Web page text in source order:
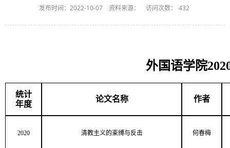
发布时间：2022-10-07 资料来源： 访问次数： 432
外国语学院
统计
年度
论文名称 作者
2020 清教主义的束缚与反击 何春梅